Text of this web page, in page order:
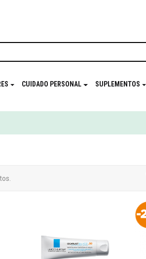
CUIDADO PERSONAL SUPLEMENTOS